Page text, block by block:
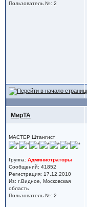
Пользователь №: 2
МирТА
МАСТЕР Штангист
Группа: Администраторы
Сообщений: 41852
Регистрация: 17.12.2010
Из: г.Видное, Московская
область
Пользователь №: 2